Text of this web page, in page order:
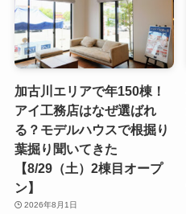
加古川エリアで年150棟！
アイ工務店はなぜ選ばれ
る？モデルハウスで根掘り
葉掘り聞いてきた
【8/29（土）2棟目オープ
ン】
2026年8月1日